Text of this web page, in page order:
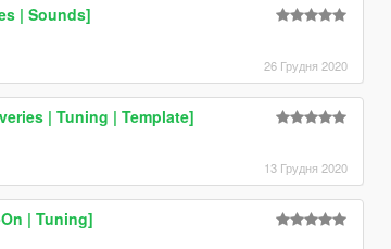
| Sounds]
26 Грудня 2020
| Tuning | Template]
13 Грудня 2020
| Tuning]